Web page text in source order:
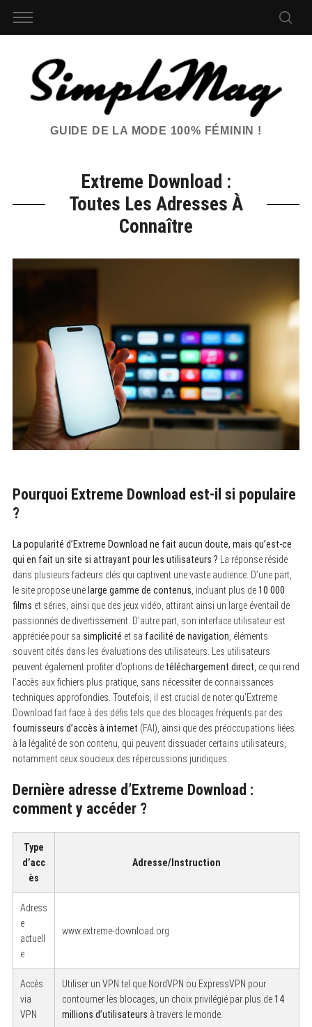
GUIDE DE LA MODE 100% FÉMININ !
Extreme Download :
Toutes Les Adresses À
Connaître
Pourquoi Extreme Download est-il si populaire
?
La popularité d’Extreme Download ne fait aucun doute, mais qu’est-ce
qui en fait un site si attrayant pour les utilisateurs ? La réponse réside
dans plusieurs facteurs clés qui captivent une vaste audience. D’une part,
le site propose une large gamme de contenus , incluant plus de10 000
films et séries, ainsi que des jeux vidéo, attirant ainsi un large éventail de
passionnés de divertissement. D’autre part, son interface utilisateur est
appréciée pour sa simplicité et sa facilité de navigation , éléments
souvent cités dans les évaluations des utilisateurs. Les utilisateurs
peuvent également profiter d’options de téléchargement direct , ce qui rend
l’accès aux fichiers plus pratique, sans nécessiter de connaissances
techniques approfondies. Toutefois, il est crucial de noter qu’Extreme
Download fait face à des défis tels que des blocages fréquents par des
fournisseurs d’accès à internet (FAI), ainsi que des préoccupations liées
à la légalité de son contenu, qui peuvent dissuader certains utilisateurs,
notamment ceux soucieux des répercussions juridiques.
Dernière adresse d’Extreme Download :
comment y accéder ?
Type
d’acc
ès
Adresse/Instruction
Adress
e
actuell
e
www.extreme-download.org
Accès
via
VPN
Utiliser un VPN tel que NordVPN ou ExpressVPN pour
contourner les blocages, un choix privilégié par plus de14
millions d’utilisateurs à travers le monde.